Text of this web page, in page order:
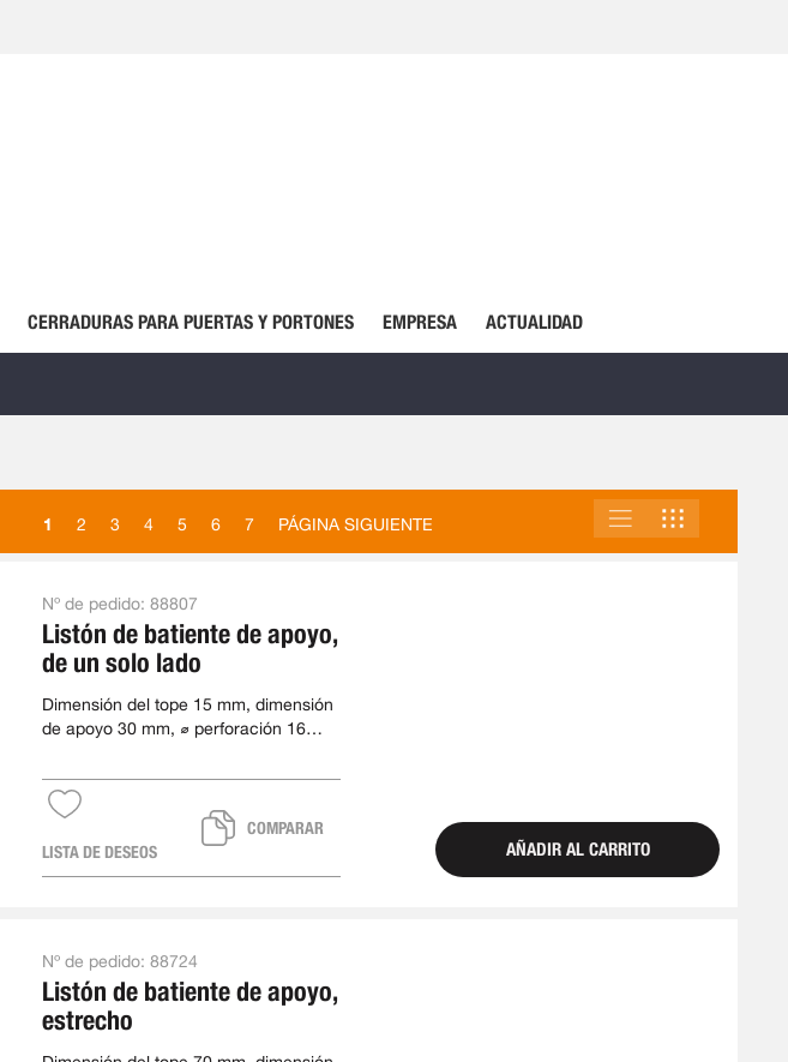
CERRADURAS PARA PUERTAS Y PORTONES EMPRESA ACTUALIDAD
1 2 3 4 5 6 7 PÁGINA SIGUIENTE
VER
COMO
LISTA
Nº de pedido: 88807
Listón de batiente de apoyo,
de un solo lado
Dimensión del tope 15 mm, dimensión
de apoyo 30 mm, ⌀ perforación 16
LISTA DE DESEOS
COMPARAR
AÑADIR AL CARRITO
Nº de pedido: 88724
Listón de batiente de apoyo,
estrecho